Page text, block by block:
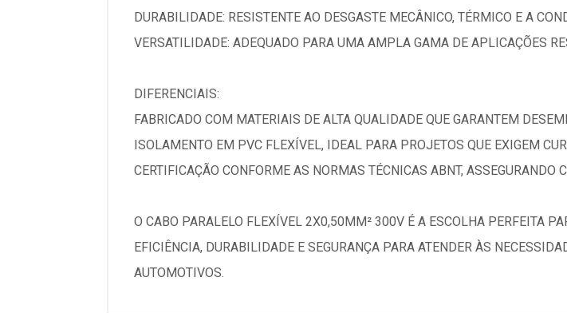
DURABILIDADE: RESISTENTE AO DESGASTE MECÂNICO, TÉRMICO E A
VERSATILIDADE: ADEQUADO PARA UMA AMPLA GAMA DE APLICAÇÕES
DIFERENCIAIS:
FABRICADO COM MATERIAIS DE ALTA QUALIDADE QUE GARANTEM
ISOLAMENTO EM PVC FLEXÍVEL, IDEAL PARA PROJETOS QUE EXIGEM
CERTIFICAÇÃO CONFORME AS NORMAS TÉCNICAS ABNT, ASSEGURANDO
O CABO PARALELO FLEXÍVEL 2X0,50MM² 300V É A ESCOLHA PERFEITA
EFICIÊNCIA, DURABILIDADE E SEGURANÇA PARA ATENDER ÀS
AUTOMOTIVOS.